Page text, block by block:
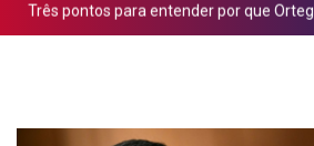
pontos para entender por que Ortega